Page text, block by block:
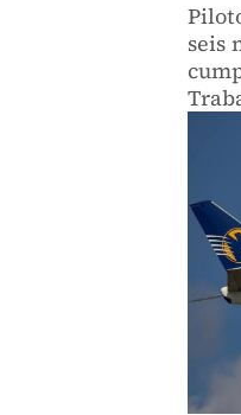
seis